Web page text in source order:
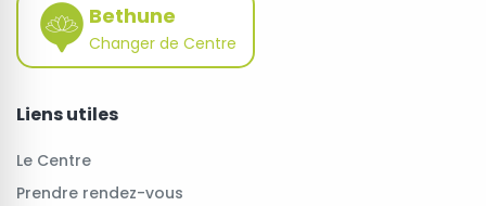
Bethune
Changer de Centre
Liens utiles
Le Centre
Prendre rendez-vous